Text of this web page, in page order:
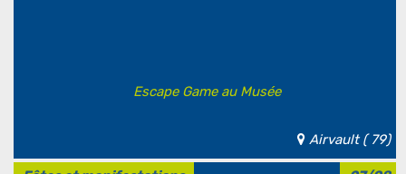
Escape Game au Musée
Airvault ( 79)